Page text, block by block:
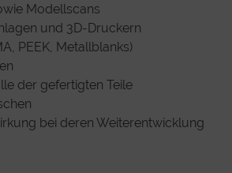
Modellscans
und 3D-Druckern
PEEK, Metallblanks)
der gefertigten Teile
bei deren Weiterentwicklung